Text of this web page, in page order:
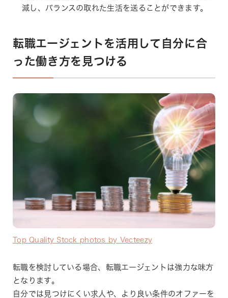
減し、バランスの取れた生活を送ることができます。
転職エージェントを活用して自分に合
った働き方を見つける
Top Quality Stock photos by Vecteezy
転職を検討している場合、転職エージェントは強力な味方
となります。
自分では見つけにくい求人や、より良い条件のオファーを